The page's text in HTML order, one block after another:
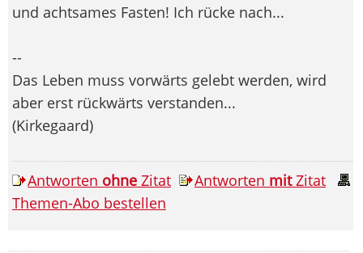
und achtsames Fasten! Ich rücke nach...
--
Das Leben muss vorwärts gelebt werden, wird
aber erst rückwärts verstanden...
(Kirkegaard)
Antworten ohne Zitat Antworten mitZitat
Themen-Abo bestellen